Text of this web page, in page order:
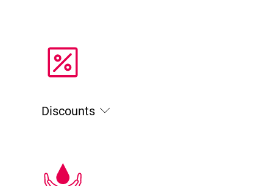
Discounts